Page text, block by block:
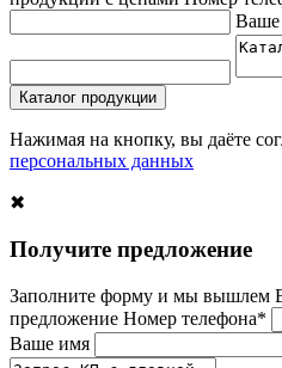
Ваше
Каталог продукции
Нажимая на кнопку, вы даёте
персональных данных
✖
Получите предложение
Заполните форму и мы вышлем
предложение Номер телефона*
Ваше имя